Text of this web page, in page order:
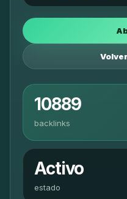
10889
backlinks
Activo
estado